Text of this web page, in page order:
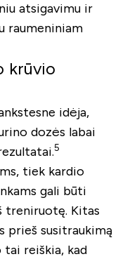
atsigavimu ir
raumeniniam
krūvio
idėja,
dozės labai
5
tiek kardio
gali būti
treniruotę. Kitas
prieš susitraukimą
tai reiškia, kad